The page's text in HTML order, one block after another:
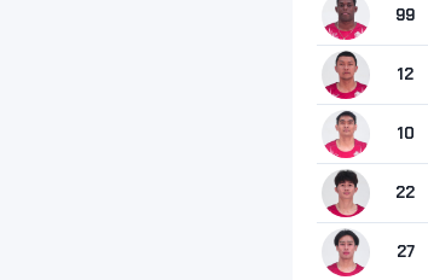
99
12
10
22
27